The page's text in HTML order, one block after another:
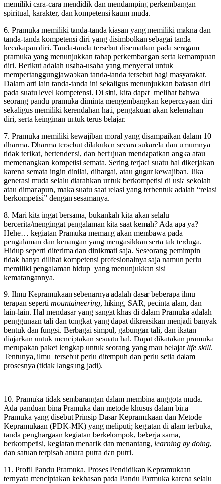
memiliki cara-cara mendidik dan mendamping perkembangan
spiritual, karakter, dan kompetensi kaum muda.
6. Pramuka memiliki tanda-tanda kiasan yang memiliki makna dan
tanda-tanda kompetensi diri yang disimbolkan sebagai tanda
kecakapan diri. Tanda-tanda tersebut disematkan pada seragam
pramuka yang menunjukkan tahap perkembangan serta kemampuan
diri. Berikut adalah usaha-usaha yang menyertai untuk
mempertanggungjawabkan tanda-tanda tersebut bagi masyarakat.
Dalam arti lain tanda-tanda ini sekaligus menunjukkan batasan diri
pada suatu level kompetensi. Di sini, kita dapat melihat bahwa
seorang pandu pramuka diminta mengembangkan kepercayaan diri
sekaligus memiliki kerendahan hati, pengakuan akan kelemahan
diri, serta keinginan untuk terus belajar.
7. Pramuka memiliki kewajiban moral yang disampaikan dalam 10
dharma. Dharma tersebut dilakukan secara sukarela dan umumnya
tidak terikat, bertendensi, dan bertujuan mendapatkan angka atau
memenangkan kompetisi semata. Sering terjadi suatu hal dikerjakan
karena semata ingin dinilai, dihargai, atau gugur kewajiban. Jika
generasi muda selalu diarahkan untuk berkompetisi di usia sekolah
atau dimanapun, maka suatu saat relasi yang terbentuk adalah “relasi
berkompetisi” dengan sesamanya.
8. Mari kita ingat bersama, bukankah kita akan selalu
bercerita/mengingat pengalaman kita saat kemah? Ada apa ya?
Hehe… kegiatan Pramuka memang akan membawa pada
pengalaman dan kenangan yang mengasikkan serta tak terduga.
Hidup seperti diterima dan dinikmati saja. Seseorang pemimpin
tidak hanya dilihat kompetensi profesionalnya saja namun perlu
memiliki pengalaman hidup yang menunjukkan sisi
kematangannya.
9. Ilmu Kepramukaan sebenarnya adalah dasar beberapa ilmu
terapan seperti mountaineering, hiking, SAR, pecinta alam, dan
lain-lain. Hal mendasar yang sangat khas di dalam Pramuka adalah
penggunaan tali dan tongkat yang dapat dikreasikan menjadi banyak
bentuk dan fungsi. Berbagai simpul, gabungan tali, dan ikatan
diajarkan untuk menciptakan sesuatu hal. Dapat dikatakan pramuka
merupakan paket lengkap untuk seorang yang mau belajar life skill.
Tentunya, ilmu tersebut perlu ditempuh dan perlu setia dalam
prosesnya (tidak langsung jadi).
10. Pramuka tidak sembarangan dalam membina anggota muda.
Ada panduan bina Pramuka dan metode khusus dalam bina
Pramuka yang disebut Prinsip Dasar Kepramukaan dan Metode
Kepramukaan (PDK-MK) yang meliputi; kegiatan di alam terbuka,
tanda penghargaan kegiatan berkelompok, bekerja sama,
berkompetisi, kegiatan menarik dan menantang, learning by doing,
dan satuan terpisah antara putra dan putri.
11. Profil Pandu Pramuka. Proses Pendidikan Kepramukaan
ternyata menciptakan kekhasan pada Pandu Parmuka karena selalu